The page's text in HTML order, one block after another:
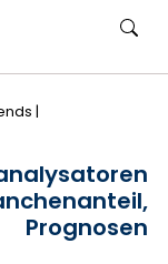
Strom
•
|